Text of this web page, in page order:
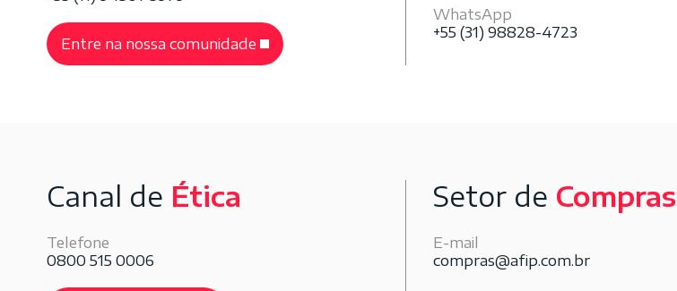
Entre na nossa comunidade
WhatsApp
+55 (31) 98828-4723
Canal de Ética
Telefone
0800 515 0006
Setor de Compras
E-mail
compras@afip.com.br